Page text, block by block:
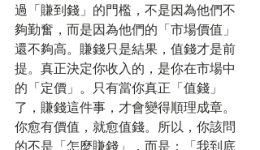
過「賺到錢」的門檻，不是因為他們不
夠勤奮，而是因為他們的「市場價值」
還不夠高。賺錢只是結果，值錢才是前
提。真正決定你收入的，是你在市場中
的「定價」。只有當你真正「值錢」
了，賺錢這件事，才會變得順理成章。
你愈有價值，就愈值錢。所以，你該問
的不是「怎麼賺錢」，而是：「我到底